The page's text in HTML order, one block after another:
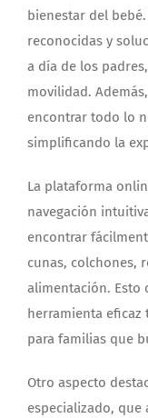
bienestar del
reconocidas y
a día de los
movilidad.
encontrar todo lo
simplificando la
La plataforma
navegación
encontrar
cunas, colchones,
alimentación. Esto
herramienta
para familias que
Otro aspecto
especializado, que